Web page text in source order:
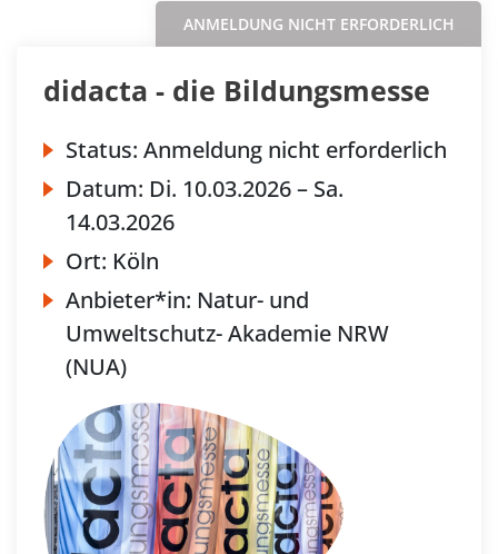
ANMELDUNG NICHT ERFORDERLICH
didacta - die Bildungsmesse
Status: Anmeldung nicht erforderlich
Datum: Di. 10.03.2026 – Sa.
14.03.2026
Ort: Köln
Anbieter*in: Natur- und
Umweltschutz- Akademie NRW
(NUA)